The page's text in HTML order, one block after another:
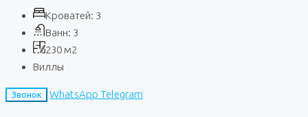
Кроватей: 3
Ванн: 3
230 м2
Виллы
Звонок WhatsApp Telegram